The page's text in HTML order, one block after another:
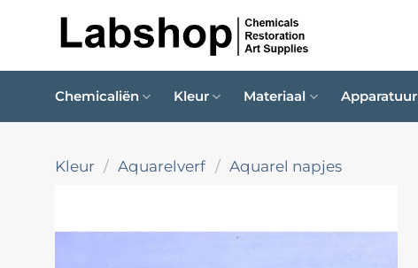
Chemicaliën Kleur Materiaal Apparatuur
Kleur / Aquarelverf / Aquarel napjes